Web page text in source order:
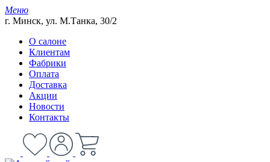
Меню
г. Минск, ул. М.Танка, 30/2
О салоне
Клиентам
Фабрики
Оплата
Доставка
Акции
Новости
Контакты